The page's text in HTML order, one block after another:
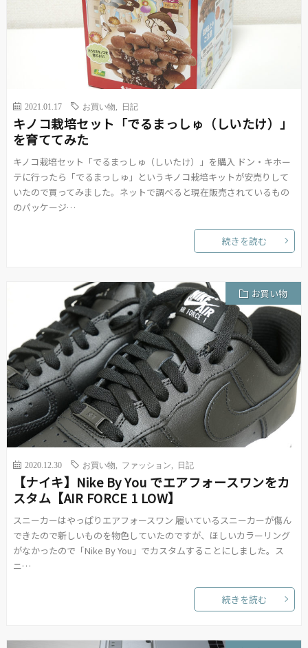
2021.01.17 お買い物 日記
キノコ栽培セット「でるまっしゅ（しいたけ）」
を育ててみた
キノコ栽培セット「でるまっしゅ（しいたけ）」を購入 ドン・キホー
テに行ったら「でるまっしゅ」というキノコ栽培キットが安売りして
いたので買ってみました。ネットで調べると現在販売されているもの
のパッケージ…
続きを読む
お買い物
2020.12.30 お買い物 ファッション 日記
【ナイキ】Nike By You でエアフォースワンをカ
スタム【AIR FORCE 1 LOW】
スニーカーはやっぱりエアフォースワン 履いているスニーカーが傷ん
できたので新しいものを物色していたのですが、ほしいカラーリング
がなかったので「Nike By You」でカスタムすることにしました。ス
ニ…
続きを読む